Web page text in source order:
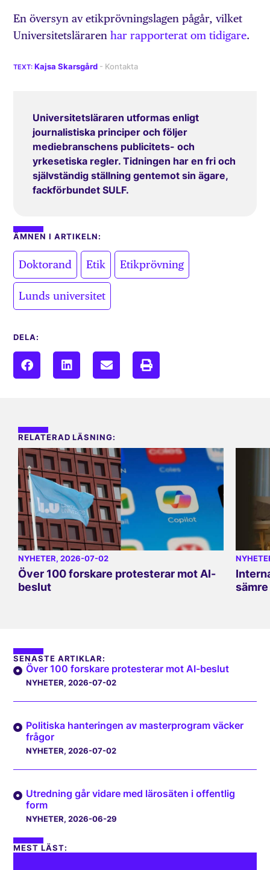
En översyn av etikprövningslagen pågår, vilket
Universitetslärarenhar rapporterat om tidigare.
Kajsa Skarsgård
Universitetsläraren utformas enligt
journalistiska principer och följer
mediebranschens publicitets- och
yrkesetiska regler. Tidningen har en fri och
självständig ställning gentemot sin ägare,
fackförbundet SULF.
ÄMNEN I ARTIKELN:
Doktorand Etik Etikprövning
Lunds universitet
DELA:
RELATERAD LÄSNING:
NYHETER, 2026-07-02
Över 100 forskare protesterar mot AI-
beslut
SENASTE ARTIKLAR:
Över 100 forskare protesterar mot AI-beslut
NYHETER, 2026-07-02
Politiska hanteringen av masterprogram väcker
frågor
NYHETER, 2026-07-02
Utredning går vidare med lärosäten i offentlig
form
NYHETER, 2026-06-29
MEST LÄST: